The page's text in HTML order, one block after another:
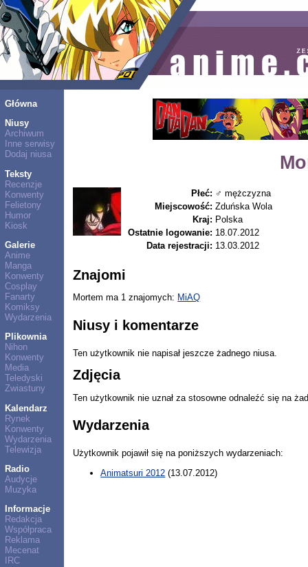
Główna
Niusy
Archiwum
Inne serwisy
Dodaj niusa
Teksty
Recenzje
Konwenty
Felietony
Humor
Kiosk
Galerie
Anime
Manga
Konwenty
Cosplay
Fanarty
Komiksy
Wydarzenia
Plikownia
Nihon
Konwenty
Media
Teledyski
Zwiastuny
Kalendarz
Rynek
Konwenty
Wydarzenia
Telewizja
Radio
Audycje
Muzyka
Informacje
Redakcja
Współpraca
Reklama
Mecenat
IRC
Płeć: ♂ mężczyzna
Miejscowość: Zduńska Wola
Kraj: Polska
Ostatnie logowanie: 18.07.2012
Data rejestracji: 13.03.2012
Znajomi
Mortem ma 1 znajomych: MiAQ
Niusy i komentarze
Ten użytkownik nie napisał jeszcze żadnego niusa.
Zdjęcia
Ten użytkownik nie uznał za stosowne odnaleźć się na
Wydarzenia
Użytkownik pojawił się na poniższych wydarzeniach:
Animatsuri 2012 (13.07.2012)